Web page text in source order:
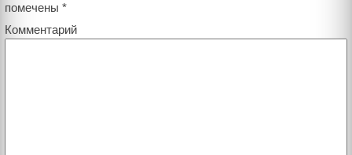
помечены *
Комментарий